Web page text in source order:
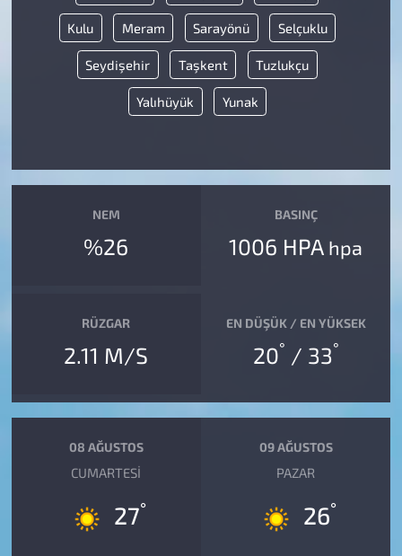
Kulu Meram Sarayönü Selçuklu
Seydişehir Taşkent Tuzlukçu
Yalıhüyük Yunak
NEM
%26
BASINÇ
1006 HPA hpa
RÜZGAR
2.11 M/S
EN DÜŞÜK / EN YÜKSEK
20° / 33°
08 AĞUSTOS
CUMARTESI
27°
09 AĞUSTOS
PAZAR
26°